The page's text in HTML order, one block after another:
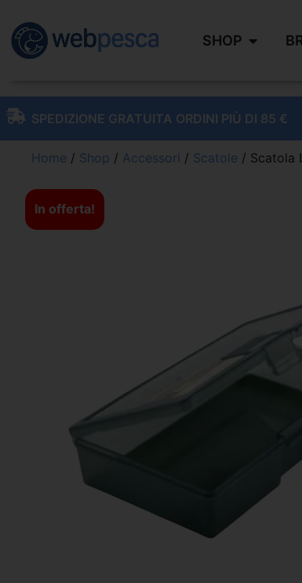
SHOP
SPEDIZIONE GRATUITA ORDINI PIÙ DI 85 €
Home / Shop / Accessori / Scatole / Scatola
In offerta!